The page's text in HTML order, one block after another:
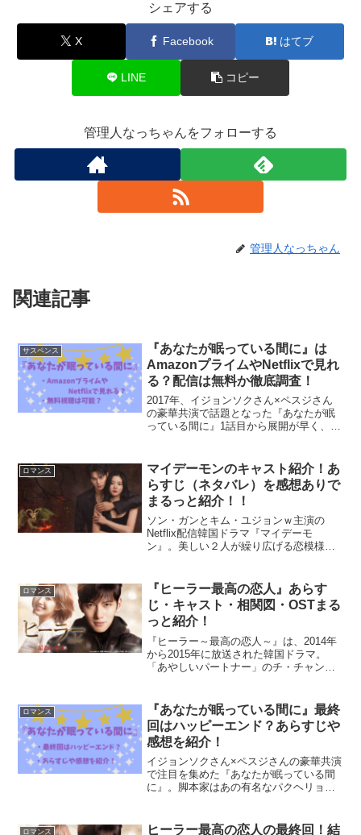
シェアする
X Facebook はてブ
LINE コピー
管理人なっちゃんをフォローする
管理人なっちゃん
関連記事
サスペンス
『あなたが眠っている間に』は
AmazonプライムやNetflixで見れ
る？配信は無料か徹底調査！
2017年、イジョンソクさん×ペスジさん
の豪華共演で話題となった『あなたが眠
っている間に』1話目から展開が早く、最
に胸キュンしつつ、サスペンス要素もた
っぷりで見ごたえ...
ロマンス
マイデーモンのキャスト紹介！あ
らすじ（ネタバレ）を感想ありで
まるっと紹介！！
ソン・ガンとキム・ユジョンｗ主演の
Netflix配信韓国ドラマ『マイデーモ
ン』。美しい２人が繰り広げる恋模様
150作品以上見てきた私がハマった『マイ
デーモン』につ...
ロマンス
『ヒーラー最高の恋人』あらす
じ・キャスト・相関図・OSTまる
っと紹介！
『ヒーラー～最高の恋人～』は、2014年
から2015年に放送された韓国ドラマ。
「あやしいパートナー」のチ・チャンウ
マ史上最高にロマンチックなピュア・ラ
ブストーリーです！...
ロマンス
『あなたが眠っている間に』最終
回はハッピーエンド？あらすじや
感想を紹介！
イジョンソクさん×ペスジさんの豪華共演
で注目を集めた『あなたが眠っている間
に』。脚本家はあの有名なパクヘリョン
愛要素をうまく融合させ、次から次へと
ロマンス
ヒーラー最高の恋人の最終回！結